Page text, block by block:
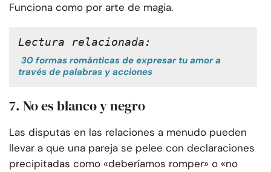
Funciona como por arte de magia.
Lectura relacionada:
30 formas románticas de expresar tu amor a
través de palabras y acciones
7. No es blanco y negro
Las disputas en las relaciones a menudo pueden
llevar a que una pareja se pelee con declaraciones
precipitadas como «deberíamos romper» o «no